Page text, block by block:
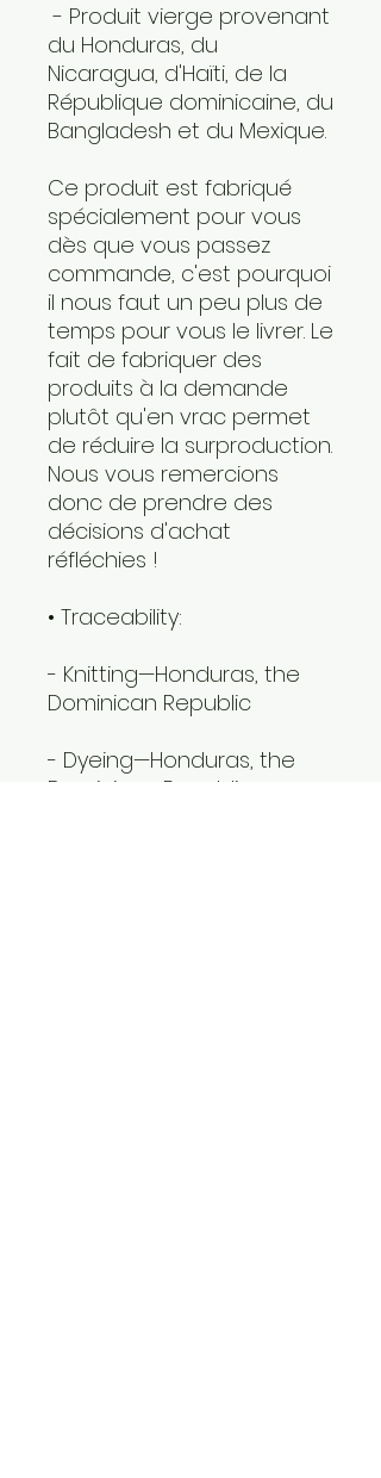
- Produit vierge provenant
du Honduras, du
Nicaragua, d'Haïti, de la
République dominicaine, du
Bangladesh et du Mexique.
Ce produit est fabriqué
spécialement pour vous
dès que vous passez
commande, c'est pourquoi
il nous faut un peu plus de
temps pour vous le livrer. Le
fait de fabriquer des
produits à la demande
plutôt qu'en vrac permet
de réduire la surproduction.
Nous vous remercions
donc de prendre des
décisions d'achat
réfléchies !
• Traceability:
- Knitting—Honduras, the
Dominican Republic
- Dyeing—Honduras, the
Dominican Republic